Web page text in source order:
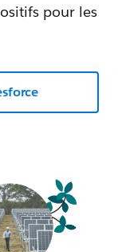
pour les